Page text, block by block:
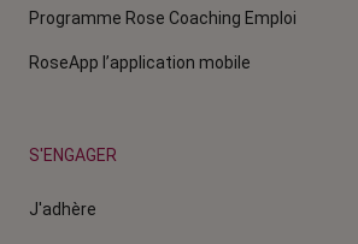
Programme Rose Coaching Emploi
RoseApp l’application mobile
S'ENGAGER
J'adhère